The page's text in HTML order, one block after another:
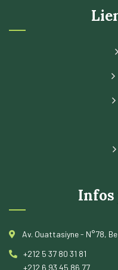
Infos
Av. Ouattasiyne - N°78,
+212 5 37 80 31 81
+212 6 93 45 86 77